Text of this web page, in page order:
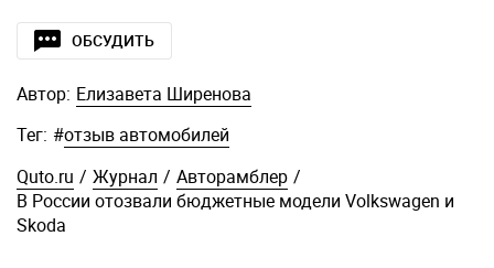
ОБСУДИТЬ
Автор: Елизавета Ширенова
Тег: #отзыв автомобилей
Quto.ru / Журнал / Авторамблер /
В России отозвали бюджетные модели Volkswagen и
Skoda